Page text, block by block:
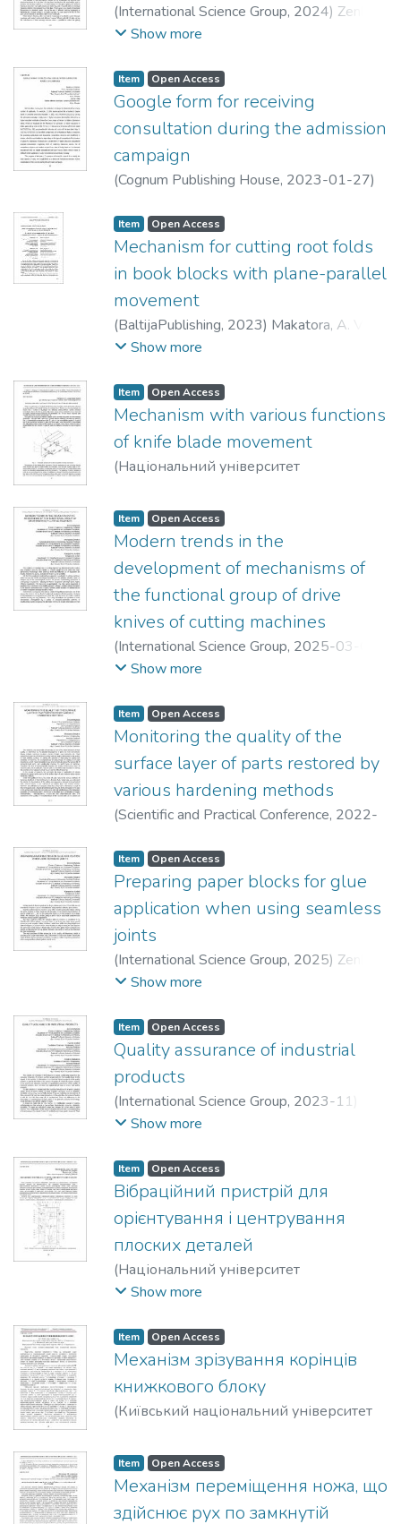
(International Science Group, 2024) Zenkin,
Mykola;Shostachuk, Oleksandr
Show more
Item Open Access
Google form for receiving
consultation during the admission
campaign
(Cognum Publishing House, 2023-01-27)
Item Open Access
Mechanism for cutting root folds
in book blocks with plane-parallel
movement
(BaltijaPublishing, 2023) Makatora, A. V.
Makatora, D. A.
Show more
Item Open Access
Mechanism with various functions
of knife blade movement
(Національний університет
Makatora, Alona V.
Item Open Access
Modern trends in the
development of mechanisms of
the functional group of drive
knives of cutting machines
(International Science Group, 2025-03-07
Zenkin, Mykola
Show more
Item Open Access
Monitoring the quality of the
surface layer of parts restored by
various hardening methods
(Scientific and Practical Conference, 2022-
Item Open Access
Preparing paper blocks for glue
application when using seamless
joints
(International Science Group, 2025) Zenkin,
Mykola;Makatora, Dmytro
Show more
Item Open Access
Quality assurance of industrial
products
(International Science Group, 2023-11
Zenkin, Mykola
Show more
Item Open Access
Вібраційний пристрій для
орієнтування і центрування
плоских деталей
(Національний університет
«Чернігівська політехніка»
Андрій І.;Матюха, Андрій М.
Show more
Item Open Access
Механізм зрізування корінців
книжкового блоку
(Київський національний університет
Макатьора, Альона
Item Open Access
Механізм переміщення ножа, що
здійснює рух по замкнутій